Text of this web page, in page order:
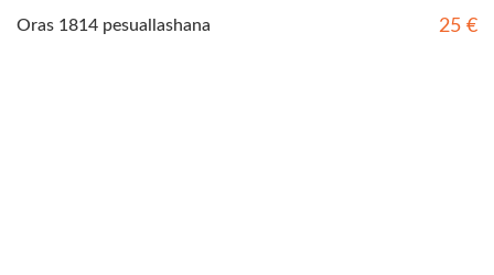
Oras 1814 pesuallashana 25 €